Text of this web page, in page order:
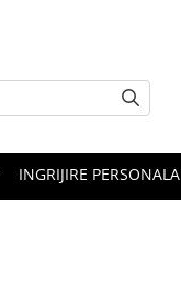
INGRIJIRE PERSONALA